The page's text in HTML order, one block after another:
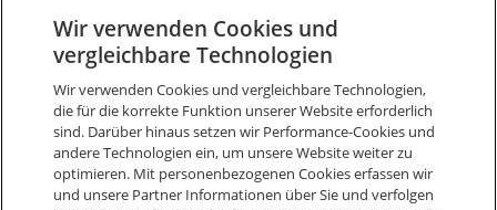
Kontakt
Friedrich-Ebert-Str. 28
97318 Kitzingen
Deutschland
+49 9321 9064 1800
sales@weclapp.com
Wir verwenden Cookies und
vergleichbare Technologien
Wir verwenden Cookies und vergleichbare Technologien,
die für die korrekte Funktion unserer Website erforderlich
sind. Darüber hinaus setzen wir Performance-Cookies und
andere Technologien ein, um unsere Website weiter zu
optimieren. Mit personenbezogenen Cookies erfassen wir
und unsere Partner Informationen über Sie und verfolgen